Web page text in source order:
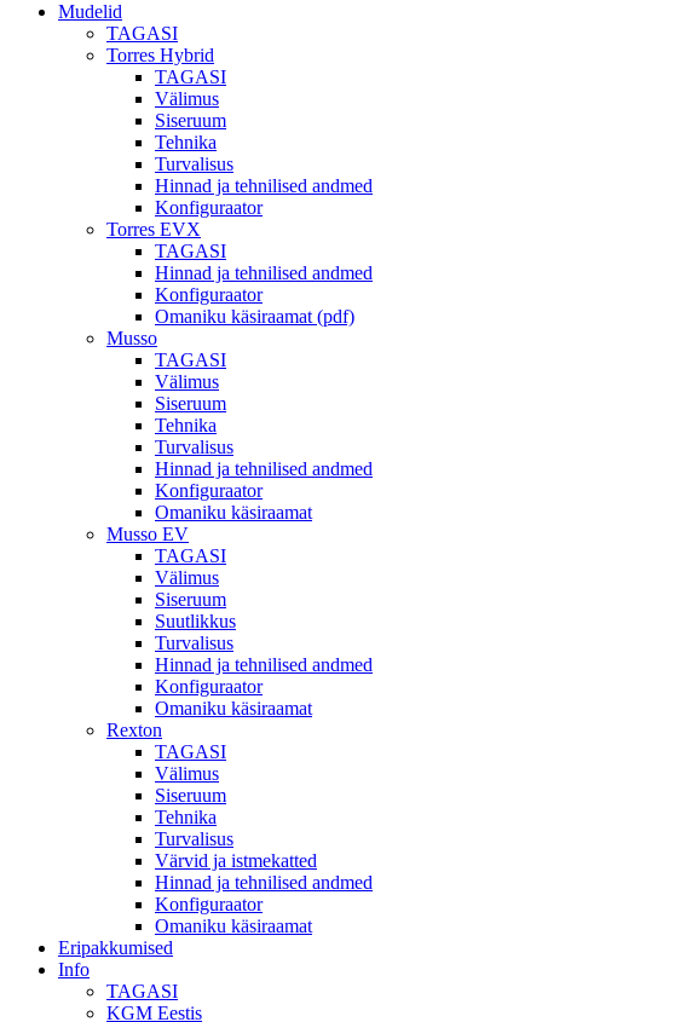
Mudelid
TAGASI
Torres Hybrid
TAGASI
Välimus
Siseruum
Tehnika
Turvalisus
Hinnad ja tehnilised andmed
Konfiguraator
Torres EVX
TAGASI
Hinnad ja tehnilised andmed
Konfiguraator
Omaniku käsiraamat (pdf)
Musso
TAGASI
Välimus
Siseruum
Tehnika
Turvalisus
Hinnad ja tehnilised andmed
Konfiguraator
Omaniku käsiraamat
Musso EV
TAGASI
Välimus
Siseruum
Suutlikkus
Turvalisus
Hinnad ja tehnilised andmed
Konfiguraator
Omaniku käsiraamat
Rexton
TAGASI
Välimus
Siseruum
Tehnika
Turvalisus
Värvid ja istmekatted
Hinnad ja tehnilised andmed
Konfiguraator
Omaniku käsiraamat
Eripakkumised
Info
TAGASI
KGM Eestis